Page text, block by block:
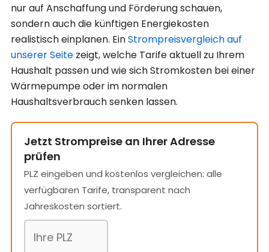
nur auf Anschaffung und Förderung schauen,
sondern auch die künftigen Energiekosten
realistisch einplanen. EinStrompreisvergleich auf
unserer Seite zeigt, welche Tarife aktuell zu Ihrem
Haushalt passen und wie sich Stromkosten bei einer
Wärmepumpe oder im normalen
Haushaltsverbrauch senken lassen.
Jetzt Strompreise an Ihrer Adresse
prüfen
PLZ eingeben und kostenlos vergleichen: alle
verfügbaren Tarife, transparent nach
Jahreskosten sortiert.